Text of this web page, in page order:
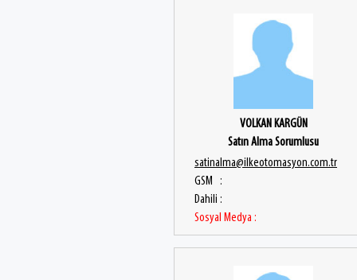
VOLKAN KARGÜN
Satın Alma Sorumlusu
satinalma@ilkeotomasyon.com.tr
GSM :
Dahili :
Sosyal Medya :